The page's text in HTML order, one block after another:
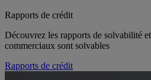
Rapports de crédit
Découvrez les rapports de solvabilité
commerciaux sont solvables
Rapports de crédit